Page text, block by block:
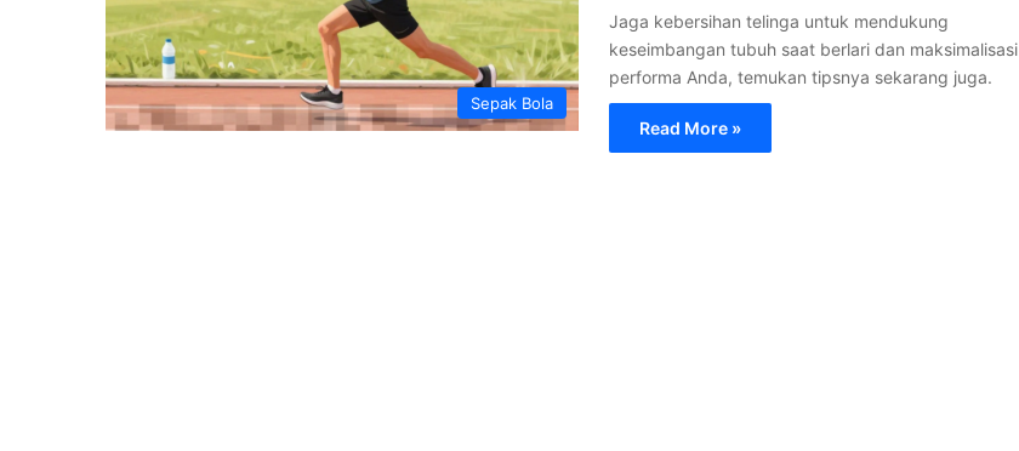
Sepak Bola
Jaga kebersihan telinga untuk mendukung
keseimbangan tubuh saat berlari dan maksimalisasi
performa Anda, temukan tipsnya sekarang juga.
Read More »